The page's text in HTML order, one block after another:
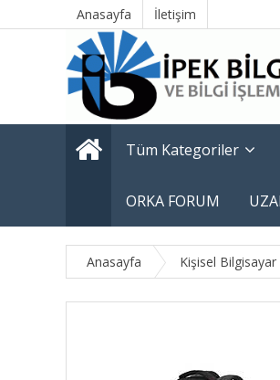
Anasayfa İletişim
Tüm Kategoriler
ORKA FORUM
Anasayfa Kişisel Bilgisayar